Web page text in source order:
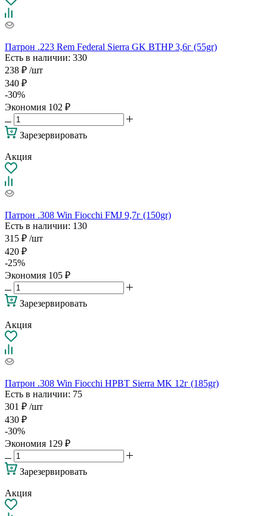
Патрон .223 Rem Federal Sierra GK BTHP 3,6г (55gr)
Есть в наличии: 330
238 ₽ /шт
340 ₽
-30%
Экономия 102 ₽
Зарезервировать
Акция
Патрон .308 Win Fiocchi FMJ 9,7г (150gr)
Есть в наличии: 130
315 ₽ /шт
420 ₽
-25%
Экономия 105 ₽
Зарезервировать
Акция
Патрон .308 Win Fiocchi HPBT Sierra MK 12г (185gr)
Есть в наличии: 75
301 ₽ /шт
430 ₽
-30%
Экономия 129 ₽
Зарезервировать
Акция